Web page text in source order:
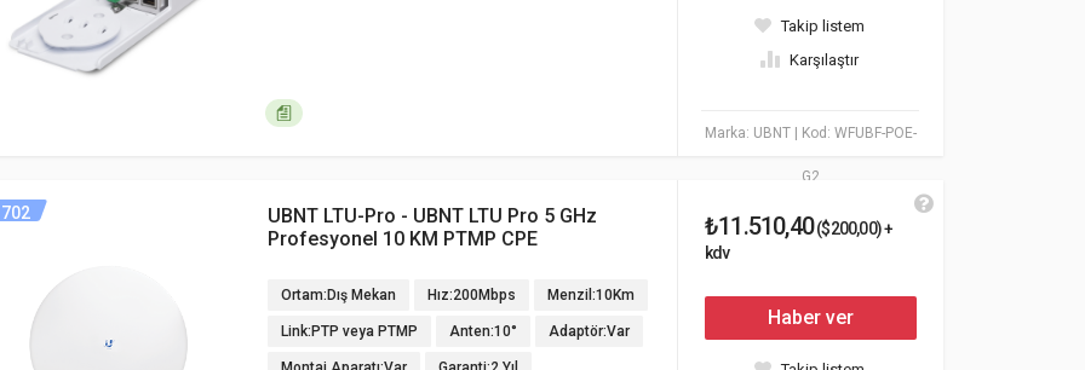
Marka: UBNT | Kod: WFUBF-POE-
G2
Takip listem
Karşılaştır
UBNT LTU-Pro - UBNT LTU Pro 5 GHz
Profesyonel 10 KM PTMP CPE
Ortam:Dış Mekan Hız:200Mbps Menzil:10Km
Link:PTP veya PTMP Anten:10° Adaptör:Var
₺11.510,40($200,00) +
kdv
Haber ver